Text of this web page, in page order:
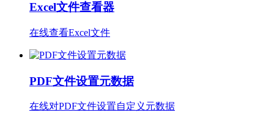
Excel文件查看器
在线查看Excel文件
PDF文件设置元数据
在线对PDF文件设置自定义元数据